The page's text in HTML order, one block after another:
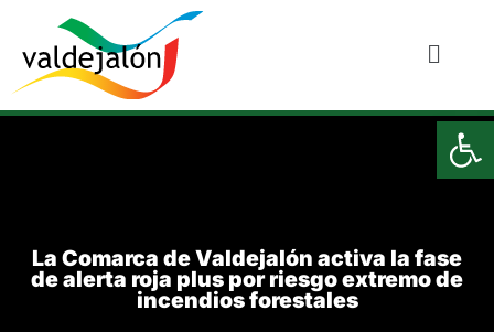
La Comarca de Valdejalón activa la fase
de alerta roja plus por riesgo extremo de
incendios forestales